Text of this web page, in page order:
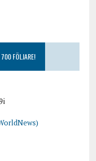
FÖLJARE!